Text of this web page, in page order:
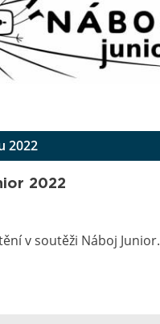
2022
2022
v soutěži Náboj Junior.